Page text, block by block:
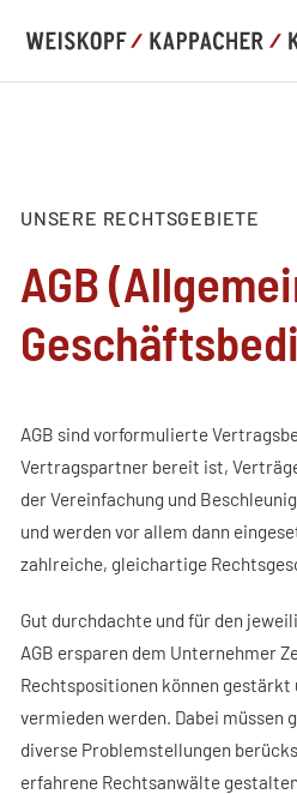
EN
KOMPETENZ
TEAM
KONTAKT
UNSERE RECHTSGEBIETE
AGB
AGB sind vorformulierte
Vertragspartner bereit ist,
der Vereinfachung und
und werden vor allem dann
zahlreiche, gleichartige
Gut durchdachte und für den
AGB ersparen dem Unternehmer
Rechtspositionen können gestärkt
vermieden werden. Dabei müssen
diverse Problemstellungen
erfahrene Rechtsanwälte